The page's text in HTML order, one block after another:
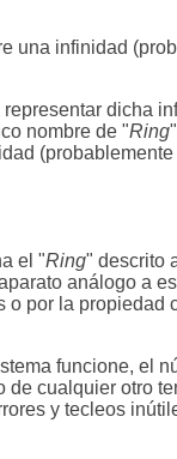
una infinidad
dicha
nombre de "Ring
el "Ring" descrito
análogo a
por la
funcione, el
cualquier otro
y tecleos